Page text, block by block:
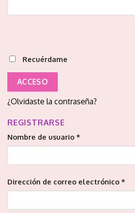
Recuérdame
ACCESO
¿Olvidaste la contraseña?
REGISTRARSE
Nombre de usuario *
Dirección de correo electrónico *